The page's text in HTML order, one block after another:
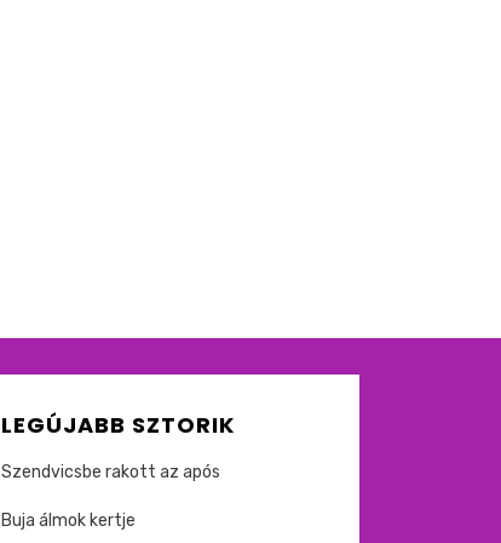
LEGÚJABB SZTORIK
Szendvicsbe rakott az após
Buja álmok kertje